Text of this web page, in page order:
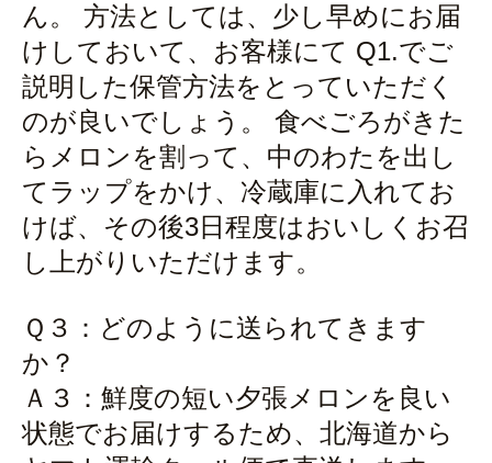
ん。 方法としては、少し早めにお届
けしておいて、お客様にて Q1.でご
説明した保管方法をとっていただく
のが良いでしょう。 食べごろがきた
らメロンを割って、中のわたを出し
てラップをかけ、冷蔵庫に入れてお
けば、その後3日程度はおいしくお召
し上がりいただけます。
Ｑ３：どのように送られてきます
か？
Ａ３：鮮度の短い夕張メロンを良い
状態でお届けするため、北海道から